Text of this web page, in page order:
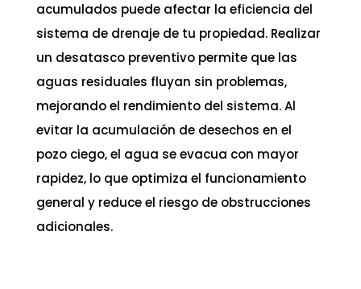
acumulados puede afectar la eficiencia del
sistema de drenaje de tu propiedad. Realizar
un desatasco preventivo permite que las
aguas residuales fluyan sin problemas,
mejorando el rendimiento del sistema. Al
evitar la acumulación de desechos en el
pozo ciego, el agua se evacua con mayor
rapidez, lo que optimiza el funcionamiento
general y reduce el riesgo de obstrucciones
adicionales.